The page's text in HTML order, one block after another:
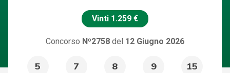
Vinti 1.259 €
Concorso Nº2758 del 12 Giugno 2026
5 7 8 9 15